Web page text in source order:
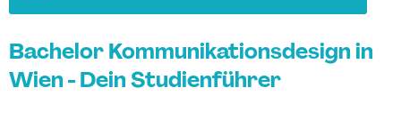
Bachelor Kommunikationsdesign in
Wien - Dein Studienführer